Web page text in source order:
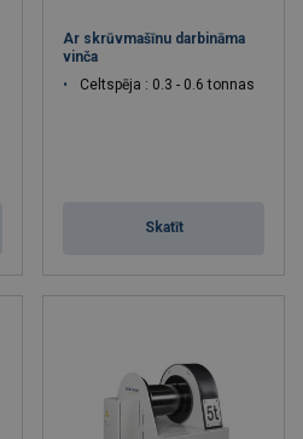
Ar skrūvmašīnu darbināma
vinča
Celtspēja : 0.3 - 0.6 tonnas
Skatīt